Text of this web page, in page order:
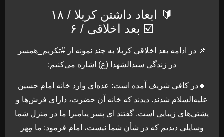
🔰 ابعاد داشتن کربلا / ۱۸
☑️ بعد اخلاقی / ۶
📌 در ادامه بعد اخلاقی کربلا به چند نمونه از #تکریم_همسر
در زندگی سیدالشهدا (ع) اشاره می‌کنیم:
🔸در کافی شریف آمده است: عده‌ای وارد خانه امام حسین
علیه‌السلام شدند. دیدند که خانه آن حضرت، دارای فرش‌ها و
پشتی‌های زیبایی است. گفتند ای پسر پیامبر! ما در منزل شما
وسایلی دیدیم که در شأن شما نیست، امام فرمود: ما مِهر